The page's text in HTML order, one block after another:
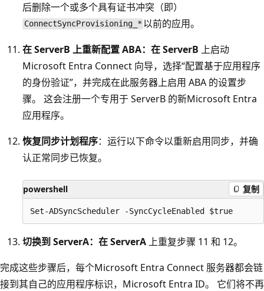
后删除一个或多个具有证书冲突（即）
ConnectSyncProvisioning_* 以前的应用。
在 ServerB 上重新配置 ABA：在 ServerB 上启动
Microsoft Entra Connect 向导，选择“配置基于应用程序
的身份验证”，并完成在此服务器上启用 ABA 的设置步
骤。 这会注册一个专用于 ServerB 的新Microsoft Entra
应用程序。
恢复同步计划程序：运行以下命令以重新启用同步，并确
认正常同步已恢复。
powershell 复制
切换到 ServerA：在 ServerA 上重复步骤 11 和 12。
完成这些步骤后，每个Microsoft Entra Connect 服务器都会链
接到其自己的应用程序标识，Microsoft Entra ID。 它们将不再